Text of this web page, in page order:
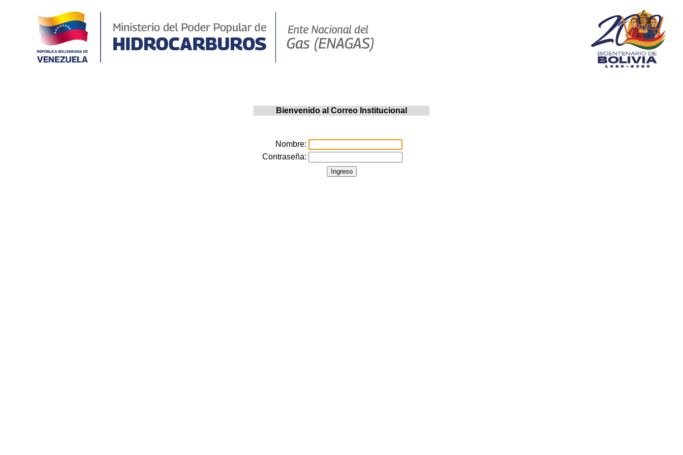
Bienvenido al Correo Institucional
Nombre:
Contraseña: